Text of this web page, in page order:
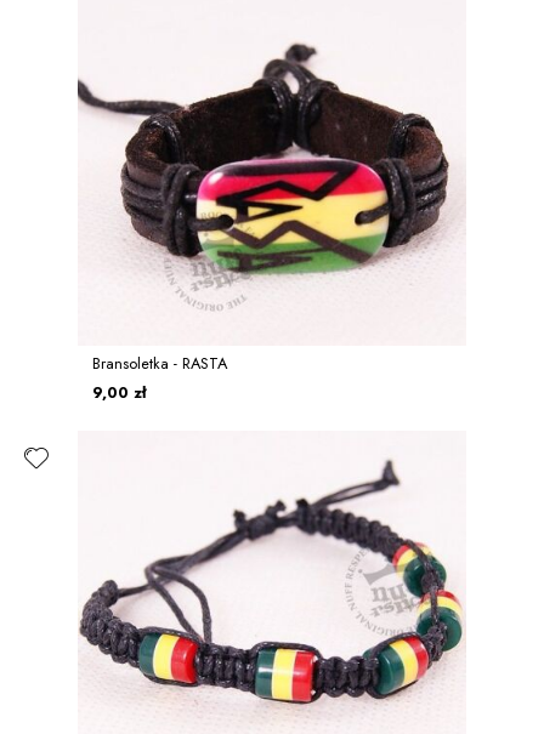
Bransoletka - RASTA
9,00 zł